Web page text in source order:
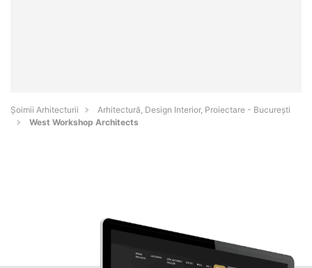
Șoimii Arhitecturii
Arhitectură, Design Interior, Proiectare - Bucureşti
West Workshop Architects